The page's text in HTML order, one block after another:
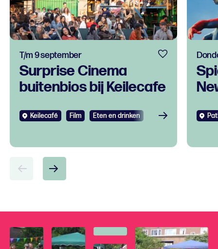
Surprise Cinema
buitenbios bij Keilecafe
T/m 9 september
Keilecafé Film Eten en drinken